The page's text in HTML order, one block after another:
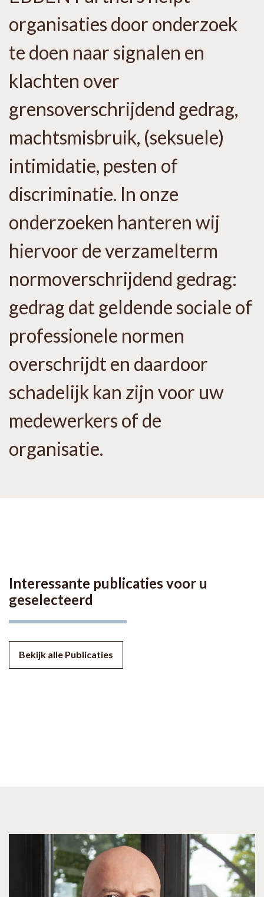
organisaties door onderzoek
te doen naar signalen en
klachten over
grensoverschrijdend gedrag,
machtsmisbruik, (seksuele)
intimidatie, pesten of
discriminatie. In onze
onderzoeken hanteren wij
hiervoor de verzamelterm
normoverschrijdend gedrag:
gedrag dat geldende sociale of
professionele normen
overschrijdt en daardoor
schadelijk kan zijn voor uw
medewerkers of de
organisatie.
Interessante publicaties voor u
geselecteerd
Bekijk alle Publicaties